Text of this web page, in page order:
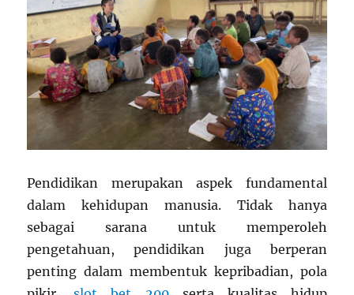
Pendidikan merupakan aspek fundamental
dalam kehidupan manusia. Tidak hanya
sebagai sarana untuk memperoleh
pengetahuan, pendidikan juga berperan
penting dalam membentuk kepribadian, pola